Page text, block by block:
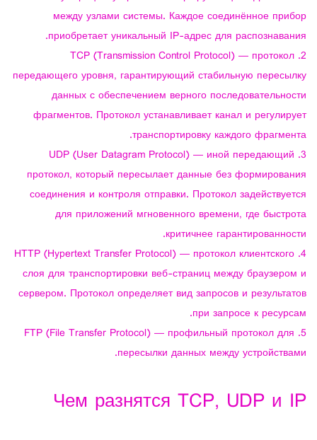
между узлами системы. Каждое соединённое прибор
приобретает уникальный IP-адрес для распознавания.
TCP (Transmission Control Protocol) — протокол
передающего уровня, гарантирующий стабильную пересылку
данных с обеспечением верного последовательности
фрагментов. Протокол устанавливает канал и регулирует
транспортировку каждого фрагмента.
UDP (User Datagram Protocol) — иной передающий
протокол, который пересылает данные без формирования
соединения и контроля отправки. Протокол задействуется
для приложений мгновенного времени, где быстрота
критичнее гарантированности.
HTTP (Hypertext Transfer Protocol) — протокол клиентского
слоя для транспортировки веб-страниц между браузером и
сервером. Протокол определяет вид запросов и результатов
при запросе к ресурсам.
FTP (File Transfer Protocol) — профильный протокол для
пересылки данных между устройствами.
Чем разнятся TCP, UDP и IP